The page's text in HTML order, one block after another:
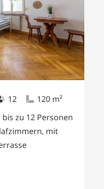
12 120 m²
zu 12 Personen
mit